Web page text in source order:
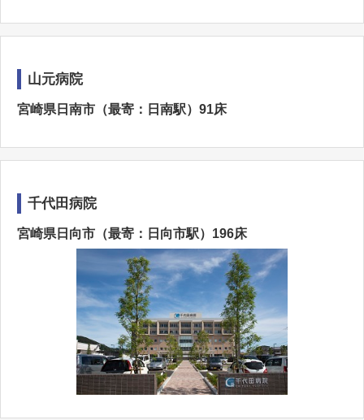
山元病院
宮崎県日南市（最寄：日南駅）91床
千代田病院
宮崎県日向市（最寄：日向市駅）196床